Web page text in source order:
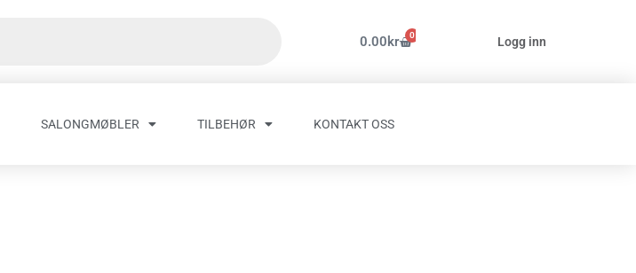
0.00kr 0
Handlekurv Logg inn
SALONGMØBLER TILBEHØR KONTAKT OSS